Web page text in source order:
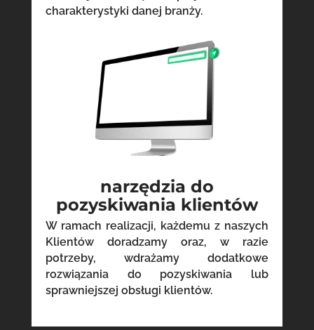
charakterystyki danej branży.
narzędzia do
pozyskiwania klientów
W ramach realizacji, każdemu z naszych
Klientów doradzamy oraz, w razie
potrzeby, wdrażamy dodatkowe
rozwiązania do pozyskiwania lub
sprawniejszej obsługi klientów.